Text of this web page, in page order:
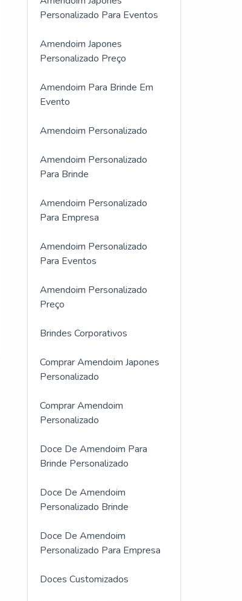
Personalizado Para Eventos
Amendoim Japones
Personalizado Preço
Amendoim Para Brinde Em
Evento
Amendoim Personalizado
Amendoim Personalizado
Para Brinde
Amendoim Personalizado
Para Empresa
Amendoim Personalizado
Para Eventos
Amendoim Personalizado
Preço
Brindes Corporativos
Comprar Amendoim Japones
Personalizado
Comprar Amendoim
Personalizado
Doce De Amendoim Para
Brinde Personalizado
Doce De Amendoim
Personalizado Brinde
Doce De Amendoim
Personalizado Para Empresa
Doces Customizados